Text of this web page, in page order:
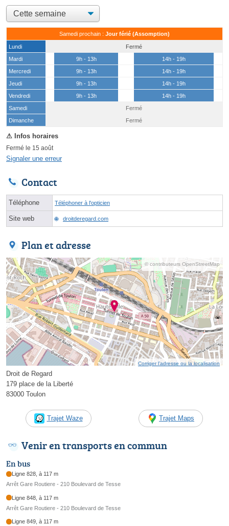
Samedi prochain : Jour férié (Assomption)
Lundi
Fermé
Mardi
9h - 13h
14h - 19h
Mercredi
9h - 13h
14h - 19h
Jeudi
9h - 13h
14h - 19h
Vendredi
9h - 13h
14h - 19h
Samedi
(15 août)
Fermé
Dimanche
Fermé
Fermé le 15 août
Signaler une erreur
Contact
Téléphone Téléphoner à l'opticien
Site web droitderegard.com
Plan et adresse
© contributeurs OpenStreetMap
Corriger l’adresse ou la localisation
Droit de Regard
179 place de la Liberté
83000 Toulon
Trajet Waze Trajet Maps
Venir en transports en commun
En bus
Ligne 828, à 117 m
Arrêt Gare Routiere - 210 Boulevard de Tesse
Ligne 848, à 117 m
Arrêt Gare Routiere - 210 Boulevard de Tesse
Ligne 849, à 117 m